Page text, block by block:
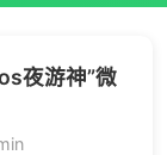
夜游神”微